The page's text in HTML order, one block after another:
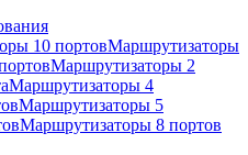
10 портовМаршрутизаторы
Маршрутизаторы 2
Маршрутизаторы 4
Маршрутизаторы 5
Маршрутизаторы 8 портов